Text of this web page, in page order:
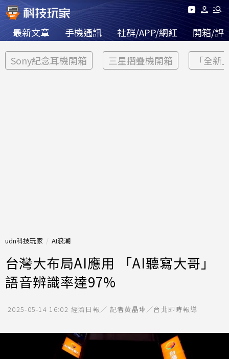
最新文章 手機通訊 社群/APP/網紅 開箱/評
Sony紀念耳機開箱 三星摺疊機開箱 「全新
udn科技玩家 AI浪潮
台灣大布局AI應用 「AI聽寫大哥」
語音辨識率達97%
2025-05-14 16:02 經濟日報／ 記者黃晶琳／台北即時報導